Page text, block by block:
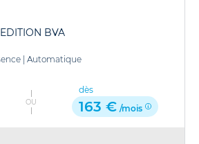
BVA
Automatique
OU
dès
163 € /mois